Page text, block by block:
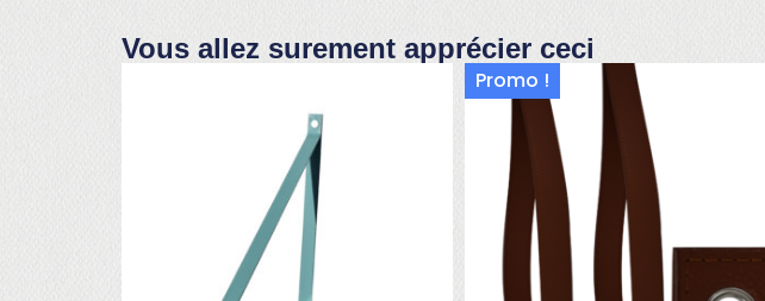
Vous allez surement apprécier ceci
Promo !